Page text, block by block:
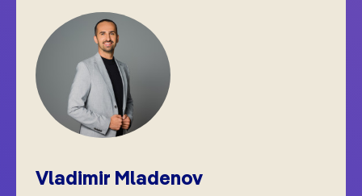
Vladimir Mladenov